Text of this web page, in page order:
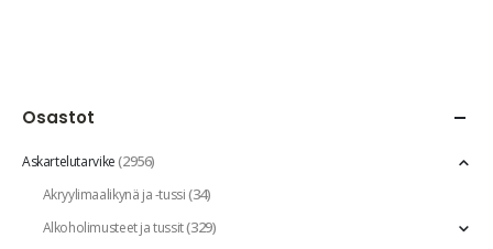
Osastot
Askartelutarvike(2956)
Akryylimaalikynä ja -tussi(34)
Alkoholimusteet ja tussit(329)